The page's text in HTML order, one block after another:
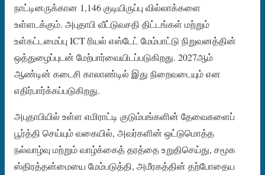
நாட்டினருக்கான 1,146 குடியிருப்பு வில்லாக்களை
உள்ளடக்கும். அபுதாபி வீட்டுவசதி திட்டங்கள் மற்றும்
உள்கட்டமைப்பு ICT ரியல் எஸ்டேட் மேம்பாட்டு நிறுவனத்தின்
ஒத்துழைப்புடன் மேற்பார்வையிடப்படுகிறது. 2027ஆம்
ஆண்டின் கடைசி காலாண்டில் இது நிறைவடையும் என
எதிர்பார்க்கப்படுகிறது.
அபுதாபியில் உள்ள எமிராட்டி குடும்பங்களின் தேவைகளைப்
பூர்த்தி செய்யும் வகையில், அவர்களின் ஒட்டுமொத்த
நல்வாழ்வு மற்றும் வாழ்க்கைத் தரத்தை உறுதிசெய்து, சமூக
ஸ்திரத்தன்மையை மேம்படுத்தி, அமீரகத்தின் தற்போதைய